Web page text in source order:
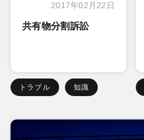
2017年02月22日
共有物分割訴訟
トラブル 知識